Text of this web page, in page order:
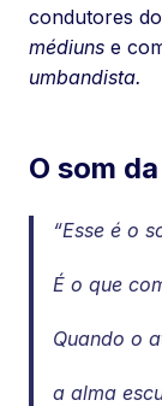
condutores
médiuns e
umbandista.
O som
“Esse é o
É o que
Quando o
a alma